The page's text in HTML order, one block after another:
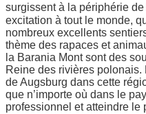
surgissent à la périphérie
excitation à tout le monde,
nombreux excellents
thème des rapaces et
la Barania Mont sont des
Reine des rivières
de Augsburg dans cette
que n’importe où dans le
professionnel et atteindre le